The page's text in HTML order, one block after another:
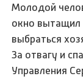
Молодой
окно вытащил
выбраться
За отвагу и
Управления